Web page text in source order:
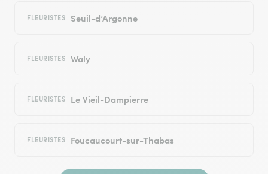
FLEURISTES Seuil-d’Argonne
FLEURISTES Waly
FLEURISTES Le Vieil-Dampierre
FLEURISTES Foucaucourt-sur-Thabas